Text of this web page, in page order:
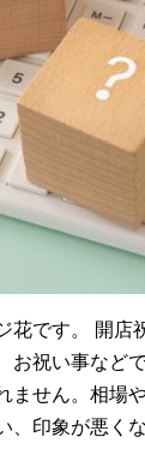
花です。 開店
お祝い事など
ません。相場
、印象が悪く